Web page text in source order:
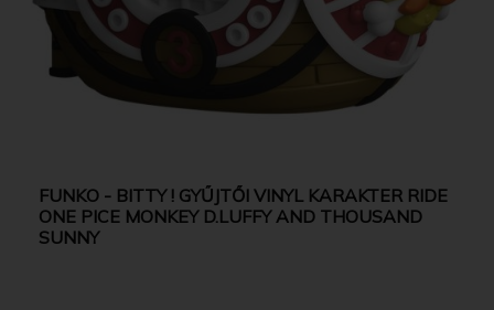
FUNKO - BITTY ! GYŰJTŐI VINYL KARAKTER RIDE
ONE PICE MONKEY D.LUFFY AND THOUSAND
SUNNY